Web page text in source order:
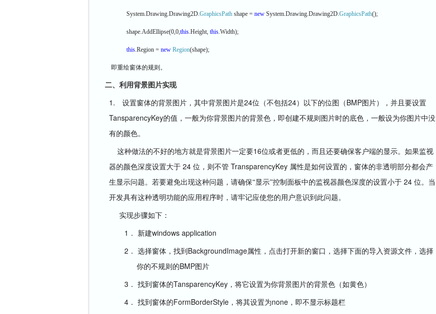
System.Drawing.Drawing2D.GraphicsPath shape = new System.Drawing.Drawing2D.GraphicsPath();
shape.AddEllipse(0,0,this.Height, this.Width);
this.Region = new Region(shape);
即重绘窗体的规则。
二、利用背景图片实现
1. 设置窗体的背景图片，其中背景图片是24位（不包括24）以下的位图（ BMP图片），并且要设置
TansparencyKey的值，一般为你背景图片的背景色，即创建不规则图片时的底色，一般设为你图片中没
有的颜色。
这种做法的不好的地方就是背景图片一定要16位或者更低的，而且还要确保客户端的显示。如果监视
器的颜色深度设置大于 24 位，则不管 TransparencyKey 属性是如何设置的，窗体的非透明部分都会产
生显示问题。若要避免出现这种问题，请确保“显示”控制面板中的监视器颜色深度的设置小于 24 位。当
开发具有这种透明功能的应用程序时，请牢记应使您的用户意识到此问题。
实现步骤如下：
1． 新建windows application
2．
选择窗体，找到 BackgroundImage属性，点击打开新的窗口，选择下面的导入资源文件，选择
你的不规则的BMP图片
3． 找到窗体的TansparencyKey ，将它设置为你背景图片的背景色（如黄色）
4． 找到窗体的FormBorderStyle ，将其设置为none ，即不显示标题栏